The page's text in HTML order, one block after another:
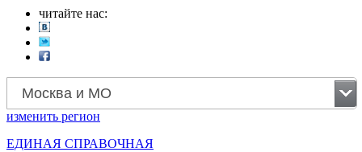
читайте нас:
Москва и МО
изменить регион
ЕДИНАЯ СПРАВОЧНАЯ